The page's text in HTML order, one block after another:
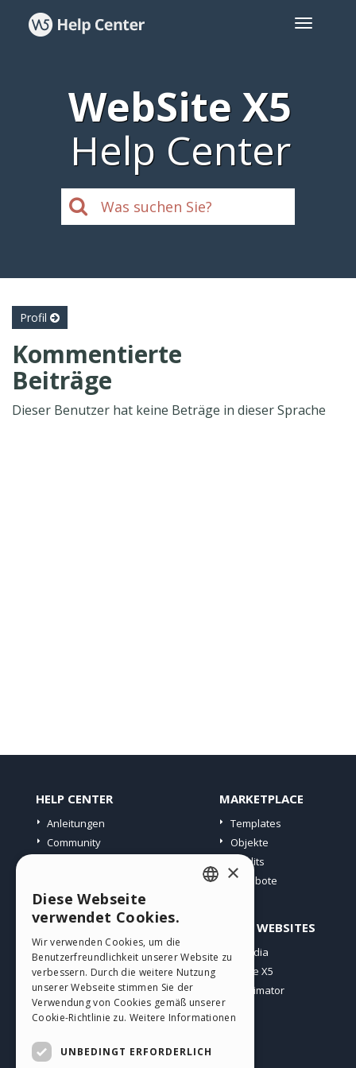
WebSite X5
Help Center
Profil
Kommentierte
Beiträge
Dieser Benutzer hat keine Beträge in dieser Sprache
HELP CENTER
Anleitungen
Community
MARKETPLACE
Templates
Objekte
Credits
Angebote
PROFIL
Meine Beiträge
Meine Lizenz
Download
Webhosting
ANDERE WEBSITES
Incomedia
WebSite X5
WebAnimator
GERMAN
SPANISH
PORTUGUESE
×
Diese Webseite
verwendet Cookies.
Wir verwenden Cookies, um die
Benutzerfreundlichkeit unserer Website zu
verbessern. Durch die weitere Nutzung
unserer Webseite stimmen Sie der
Verwendung von Cookies gemäß unserer
Cookie-Richtlinie zu. Weitere Informationen
UNBEDINGT ERFORDERLICH